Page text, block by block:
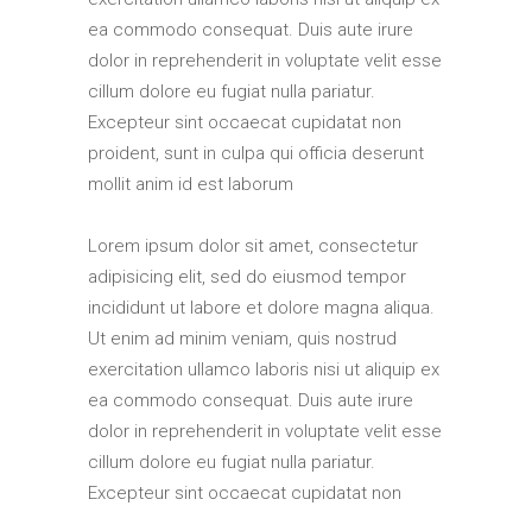
ea commodo consequat. Duis aute irure
dolor in reprehenderit in voluptate velit esse
cillum dolore eu fugiat nulla pariatur.
Excepteur sint occaecat cupidatat non
proident, sunt in culpa qui officia deserunt
mollit anim id est laborum
Lorem ipsum dolor sit amet, consectetur
adipisicing elit, sed do eiusmod tempor
incididunt ut labore et dolore magna aliqua.
Ut enim ad minim veniam, quis nostrud
exercitation ullamco laboris nisi ut aliquip ex
ea commodo consequat. Duis aute irure
dolor in reprehenderit in voluptate velit esse
cillum dolore eu fugiat nulla pariatur.
Excepteur sint occaecat cupidatat non